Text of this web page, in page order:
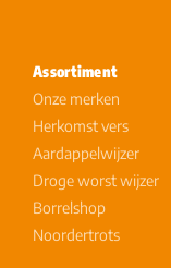
Assortiment
Onze merken
Herkomst vers
Aardappelwijzer
Droge worst wijzer
Borrelshop
Noordertrots